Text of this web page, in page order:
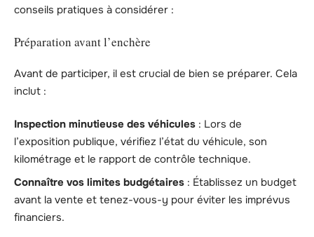
conseils pratiques à considérer :
Préparation avant l’enchère
Avant de participer, il est crucial de bien se préparer. Cela
inclut :
Inspection minutieuse des véhicules : Lors de
l’exposition publique, vérifiez l’état du véhicule, son
kilométrage et le rapport de contrôle technique.
Connaître vos limites budgétaires : Établissez un budget
avant la vente et tenez-vous-y pour éviter les imprévus
financiers.